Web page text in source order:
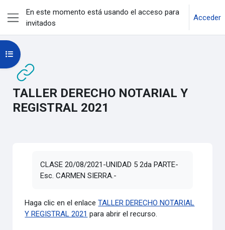
Panel lateral
En este momento está usando el acceso para
invitados
Acceder
TALLER DERECHO NOTARIAL Y
REGISTRAL 2021
Abrir índice del curso
CLASE 20/08/2021-UNIDAD 5 2da PARTE-
Esc. CARMEN SIERRA.-
Haga clic en el enlaceTALLER DERECHO NOTARIAL
Y REGISTRAL 2021 para abrir el recurso.